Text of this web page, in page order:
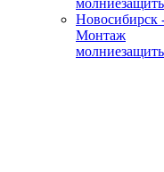
Новосибирск
Монтаж